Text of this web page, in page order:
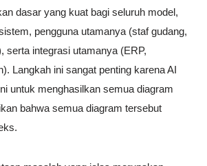
dasar yang kuat bagi seluruh model,
pengguna utamanya (staf gudang,
serta integrasi utamanya (ERP,
Langkah ini sangat penting karena AI
untuk menghasilkan semua diagram
bahwa semua diagram tersebut